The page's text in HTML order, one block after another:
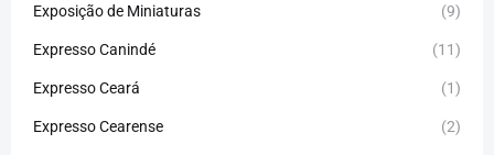
Exposição de Miniaturas (9)
Expresso Canindé (11)
Expresso Ceará (1)
Expresso Cearense (2)